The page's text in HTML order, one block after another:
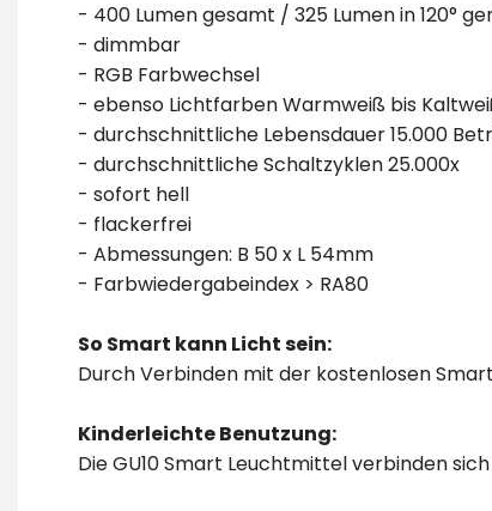
- 400 Lumen gesamt / 325 Lumen in 120°
- dimmbar
- RGB Farbwechsel
- ebenso Lichtfarben Warmweiß bis
- durchschnittliche Lebensdauer 15.000
- durchschnittliche Schaltzyklen 25.000x
- sofort hell
- flackerfrei
- Abmessungen: B 50 x L 54mm
- Farbwiedergabeindex > RA80
So Smart kann Licht sein:
Durch Verbinden mit der kostenlosen
Kinderleichte Benutzung:
Die GU10 Smart Leuchtmittel verbinden